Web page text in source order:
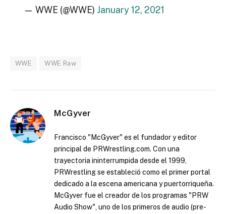
— WWE (@WWE) January 12, 2021
WWE WWE Raw
McGyver
Francisco "McGyver" es el fundador y editor
principal de PRWrestling.com. Con una
trayectoria ininterrumpida desde el 1999,
PRWrestling se estableció como el primer portal
dedicado a la escena americana y puertorriqueña.
McGyver fue el creador de los programas "PRW
Audio Show", uno de los primeros de audio (pre-